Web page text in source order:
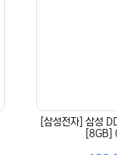
[삼성전자] 삼성
[8GB]